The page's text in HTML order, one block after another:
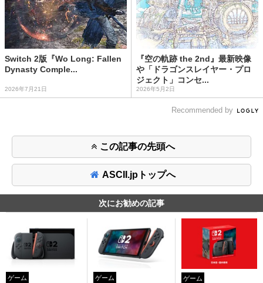
Switch 2版『Wo Long: Fallen
Dynasty Comple...
2026年7月21日
『空の軌跡 the 2nd』最新映像
や「ドラゴンスレイヤー・プロ
ジェクト」コンセ...
2026年5月2日
Recommended by
この記事の先頭へ
ASCII.jpトップへ
次にお勧めの記事
ゲーム ゲーム ゲーム